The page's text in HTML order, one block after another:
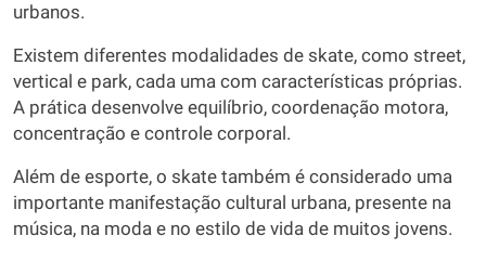
urbanos.
Existem diferentes modalidades de skate, como street,
vertical e park, cada uma com características próprias.
A prática desenvolve equilíbrio, coordenação motora,
concentração e controle corporal.
Além de esporte, o skate também é considerado uma
importante manifestação cultural urbana, presente na
música, na moda e no estilo de vida de muitos jovens.